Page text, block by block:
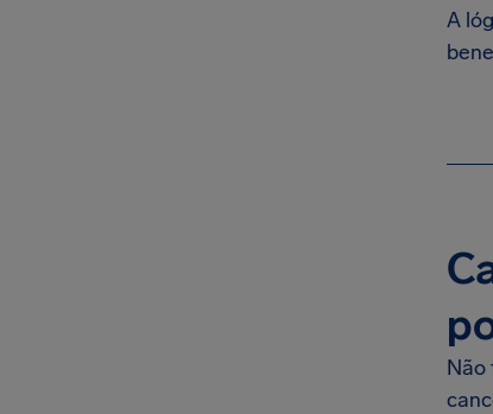
A
Não